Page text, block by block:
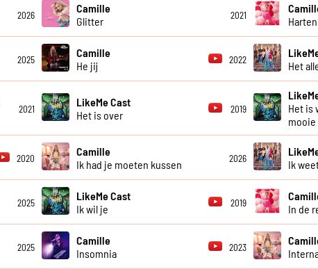
2026
Camille
Glitter
2021
2025
Camille
He jij
2022
Het
2021
LikeMe Cast
Het is over
2019
Het is
mooie
2020
Camille
Ik had je moeten kussen
2026
Ik
2025
LikeMe Cast
Ik wil je
2019
In de
2025
Camille
Insomnia
2023